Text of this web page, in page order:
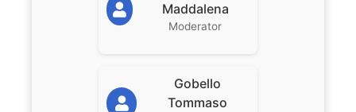
Maddalena
Moderator
Gobello
Tommaso